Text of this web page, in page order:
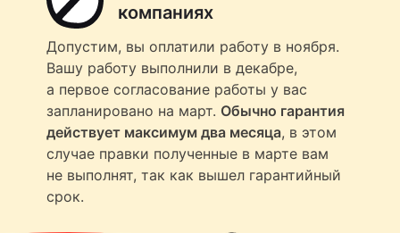
компаниях
Допустим, вы оплатили работу в ноября.
Вашу работу выполнили в декабре,
а первое согласование работы у вас
запланировано на март. Обычно гарантия
действует максимум два месяца, в этом
случае правки полученные в марте вам
не выполнят, так как вышел гарантийный
срок.